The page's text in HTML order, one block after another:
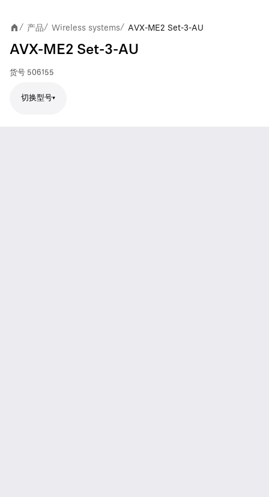
/ 产品/ Wireless systems/ AVX-ME2 Set-3-AU
AVX-ME2 Set-3-AU
货号 506155
切换型号